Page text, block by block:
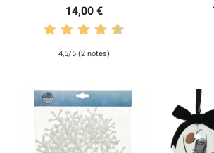
14,00 €
4,5/5 (2 notes)